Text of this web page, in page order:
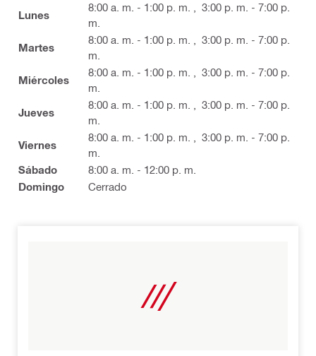
Lunes
8:00 a. m. - 1:00 p. m.
3:00 p. m. - 7:00 p.
m.
Martes
8:00 a. m. - 1:00 p. m.
3:00 p. m. - 7:00 p.
m.
Miércoles
8:00 a. m. - 1:00 p. m.
3:00 p. m. - 7:00 p.
m.
Jueves
8:00 a. m. - 1:00 p. m.
3:00 p. m. - 7:00 p.
m.
Viernes
8:00 a. m. - 1:00 p. m.
3:00 p. m. - 7:00 p.
m.
Sábado
8:00 a. m. - 12:00 p. m.
Domingo
Cerrado